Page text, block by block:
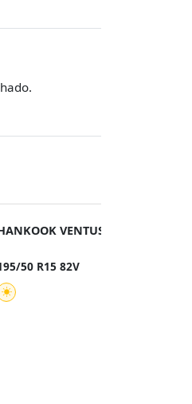
VENTUS PRIME 3 K125
50 R15 82V